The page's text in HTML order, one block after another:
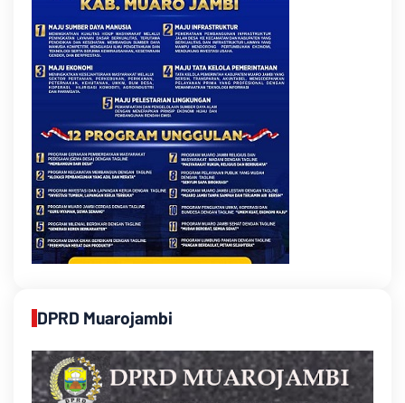
DPRD Muarojambi